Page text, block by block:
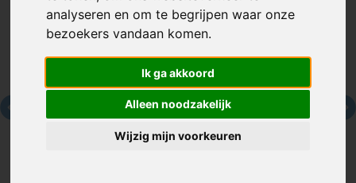
analyseren en om te begrijpen waar onze
bezoekers vandaan komen.
Ik ga akkoord
Alleen noodzakelijk
Wijzig mijn voorkeuren